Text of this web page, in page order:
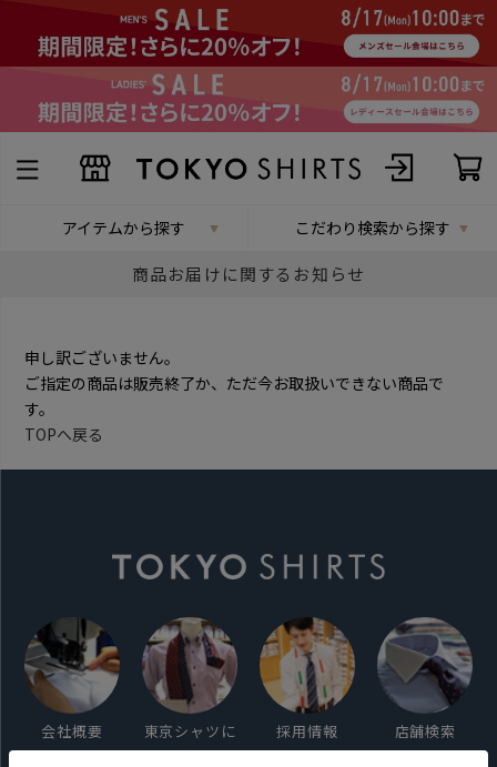
アイテムから探す こだわり検索から探す
商品お届けに関するお知らせ
申し訳ございません。
ご指定の商品は販売終了か、ただ今お取扱いできない商品で
す。
TOPへ戻る
会社概要
東京シャツに
ついて
採用情報 店舗検索